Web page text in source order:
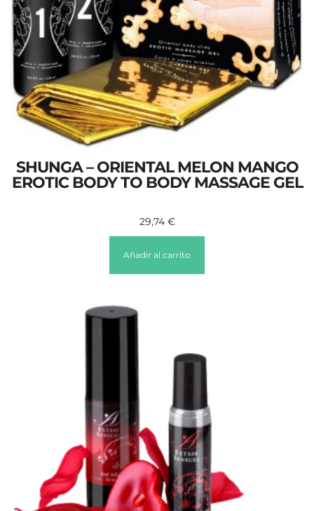
SHUNGA – ORIENTAL MELON MANGO
EROTIC BODY TO BODY MASSAGE GEL
29,74 €
Añadir al carrito